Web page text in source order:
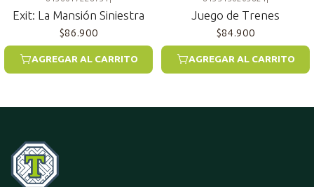
Exit: La Mansión Siniestra
$86.900
AGREGAR AL CARRITO
Juego de Trenes
$84.900
AGREGAR AL CARRITO